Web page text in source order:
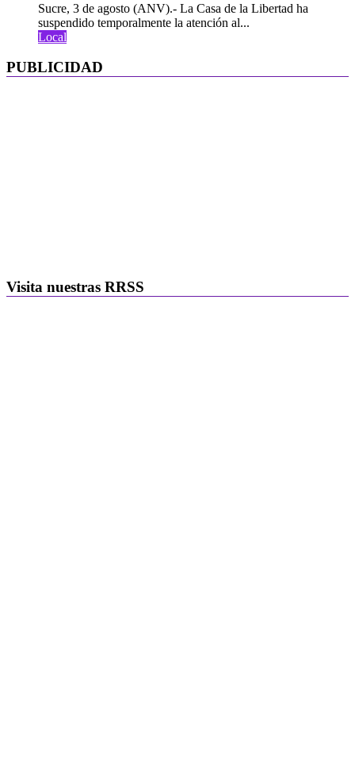
Sucre, 3 de agosto (ANV).- La Casa de la Libertad ha
suspendido temporalmente la atención al...
Local
PUBLICIDAD
Visita nuestras RRSS